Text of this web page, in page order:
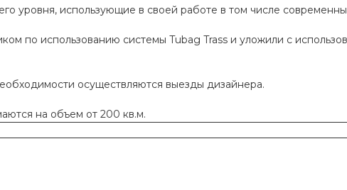
уровня, использующие в своей работе в том числе
по использованию системы Tubag Trass и уложили с
осуществляются выезды дизайнера.
на объем от 200 кв.м.